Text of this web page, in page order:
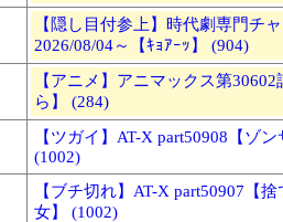
【隠し目付参上】時代劇専門チ
2026/08/04～【ｷｮｱｰｯ】 (904)
【アニメ】アニマックス第
ら】 (284)
【ツガイ】AT-X part50908【ゾ
(1002)
【ブチ切れ】AT-X part50907【
女】 (1002)